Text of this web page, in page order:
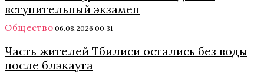
вступительный экзамен
Общество 06.08.2026 00:31
Часть жителей Тбилиси остались без воды
после блэкаута